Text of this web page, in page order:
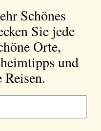
Schönes
Sie jede
Orte,
und